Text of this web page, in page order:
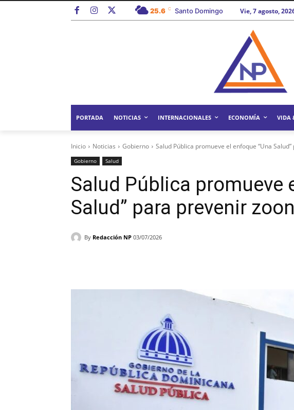
25.6 C Santo Domingo Vie, 7 agosto,
PORTADA NOTICIAS INTERNACIONALES ECONOMÍA VIDA
Inicio Noticias Gobierno Salud Pública promueve el enfoque “Una
Gobierno Salud
Salud Pública promueve
Salud” para prevenir
By Redacción NP 03/07/2026